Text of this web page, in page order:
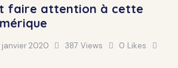
faire attention à cette
janvier 2020 387 Views 0 Likes